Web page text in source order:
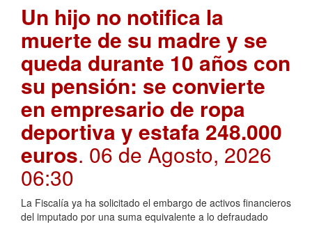
Un hijo no notifica la
muerte de su madre y se
queda durante 10 años con
su pensión: se convierte
en empresario de ropa
deportiva y estafa 248.000
euros. 06 de Agosto, 2026
06:30
La Fiscalía ya ha solicitado el embargo de activos financieros
del imputado por una suma equivalente a lo defraudado